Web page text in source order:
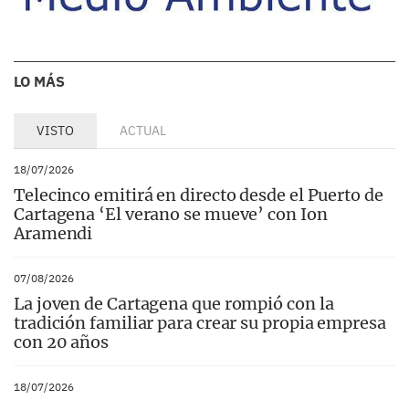
LO MÁS
VISTO ACTUAL
18/07/2026
Telecinco emitirá en directo desde el Puerto de
Cartagena ‘El verano se mueve’ con Ion
Aramendi
07/08/2026
La joven de Cartagena que rompió con la
tradición familiar para crear su propia empresa
con 20 años
18/07/2026